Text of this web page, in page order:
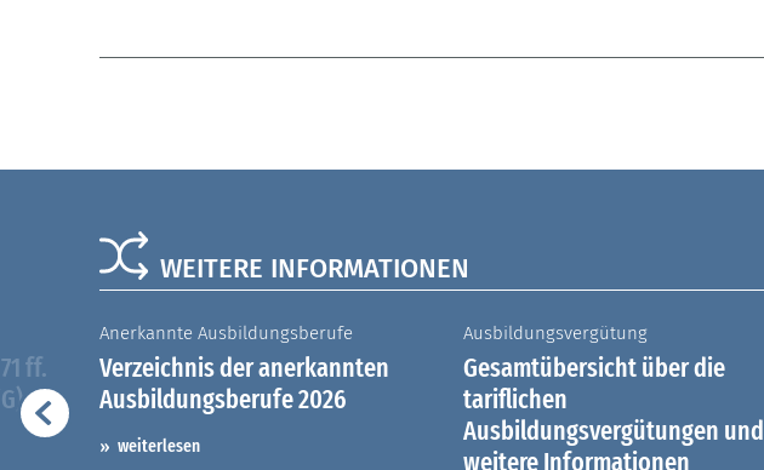
WEITERE INFORMATIONEN
ff.
Anerkannte Ausbildungsberufe
Verzeichnis der anerkannten
Ausbildungsberufe 2026
weiterlesen
Ausbildungsvergütung
Gesamtübersicht über die
tariflichen
Ausbildungsvergütungen und
weitere Informationen